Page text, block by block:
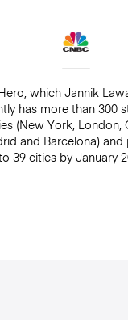
which Jannik
has more than 300
(New York, London,
and Barcelona)
39 cities by January